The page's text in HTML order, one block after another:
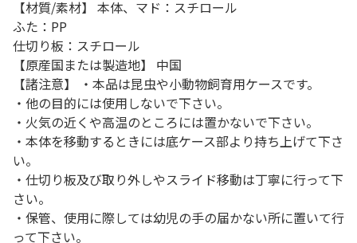
【材質/素材】 本体、マド：スチロール
ふた：PP
仕切り板：スチロール
【原産国または製造地】 中国
【諸注意】 ・本品は昆虫や小動物飼育用ケースです。
・他の目的には使用しないで下さい。
・火気の近くや高温のところには置かないで下さい。
・本体を移動するときには底ケース部より持ち上げて下さ
い。
・仕切り板及び取り外しやスライド移動は丁寧に行って下
さい。
・保管、使用に際しては幼児の手の届かない所に置いて行
って下さい。